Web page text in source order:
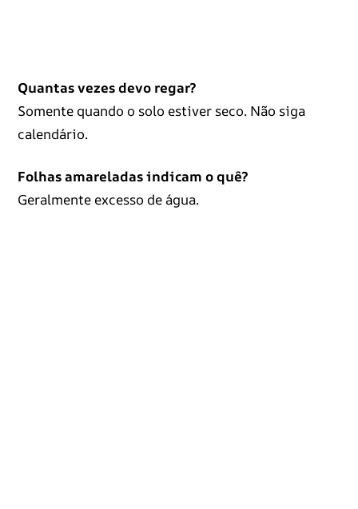
Quantas vezes devo regar?
Somente quando o solo estiver seco. Não siga
calendário.
Folhas amareladas indicam o quê?
Geralmente excesso de água.